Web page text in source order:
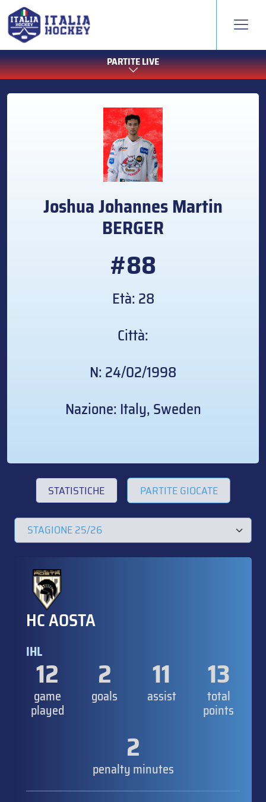
PARTITE LIVE
Joshua Johannes Martin
BERGER
#88
Età: 28
Città:
N: 24/02/1998
Nazione: Italy, Sweden
STATISTICHE PARTITE GIOCATE
HC AOSTA
IHL
12
game
played
2
goals
11
assist
13
total
points
2
penalty minutes